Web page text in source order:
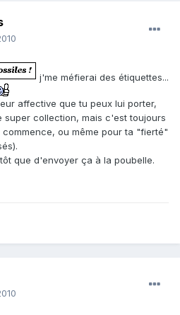
j'me méfierai des étiquettes...
affective que tu peux lui porter,
super collection, mais c'est toujours
ou même pour ta "fierté"
que d'envoyer ça à la poubelle.